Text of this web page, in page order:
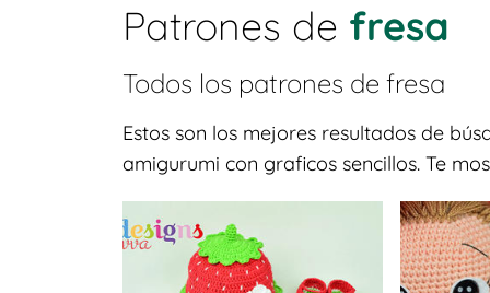
Patrones de fresa
Todos los patrones de fresa
Estos son los mejores resultados de
amigurumi con graficos sencillos. Te